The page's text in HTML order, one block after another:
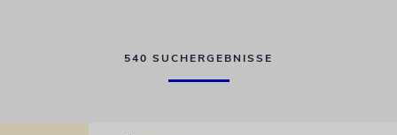
540 SUCHERGEBNISSE